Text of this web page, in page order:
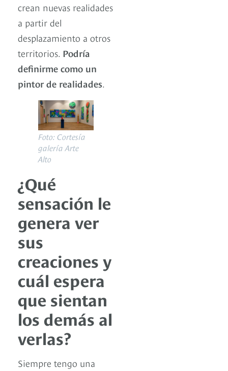
crean nuevas realidades
a partir del
desplazamiento a otros
territorios. Podría
definirme como un
pintor de realidades.
Foto: Cortesía
galería Arte
Alto
¿Qué
sensación le
genera ver
sus
creaciones y
cuál espera
que sientan
los demás al
verlas?
Siempre tengo una